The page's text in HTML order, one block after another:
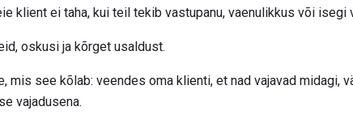
klient ei taha, kui teil tekib vastupanu, vaenulikkus või isegi
oskusi ja kõrget usaldust.
mis see kõlab: veendes oma klienti, et nad vajavad midagi,
vajadusena.